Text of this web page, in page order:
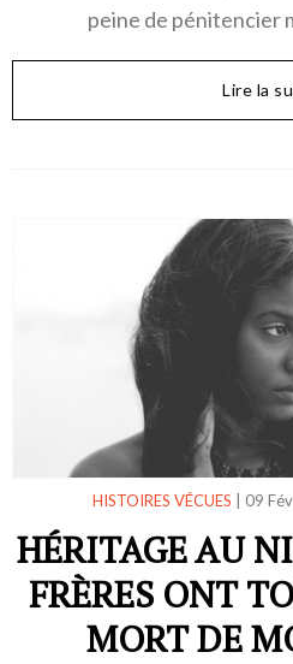
peine de pénitencier
Lire la
HISTOIRES VÉCUES 09
HÉRITAGE AU
FRÈRES ONT
MORT DE